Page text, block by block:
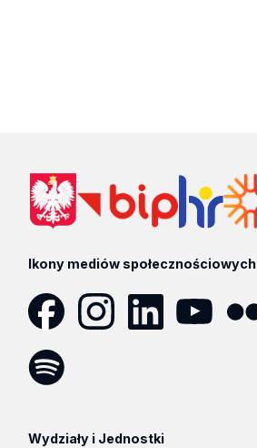
Ikony mediów społecznościowych
Wydziały i Jednostki